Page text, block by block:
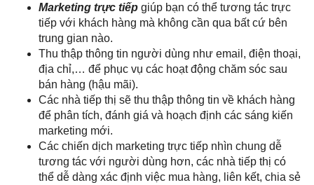
Marketing trực tiếp giúp bạn có thể tương tác trực
tiếp với khách hàng mà không cần qua bất cứ bên
trung gian nào.
Thu thập thông tin người dùng như email, điện thoại,
địa chỉ,… để phục vụ các hoạt động chăm sóc sau
bán hàng (hậu mãi).
Các nhà tiếp thị sẽ thu thập thông tin về khách hàng
để phân tích, đánh giá và hoạch định các sáng kiến
marketing mới.
Các chiến dịch marketing trực tiếp nhìn chung dễ
tương tác với người dùng hơn, các nhà tiếp thị có
thể dễ dàng xác định việc mua hàng, liên kết, chia sẻ